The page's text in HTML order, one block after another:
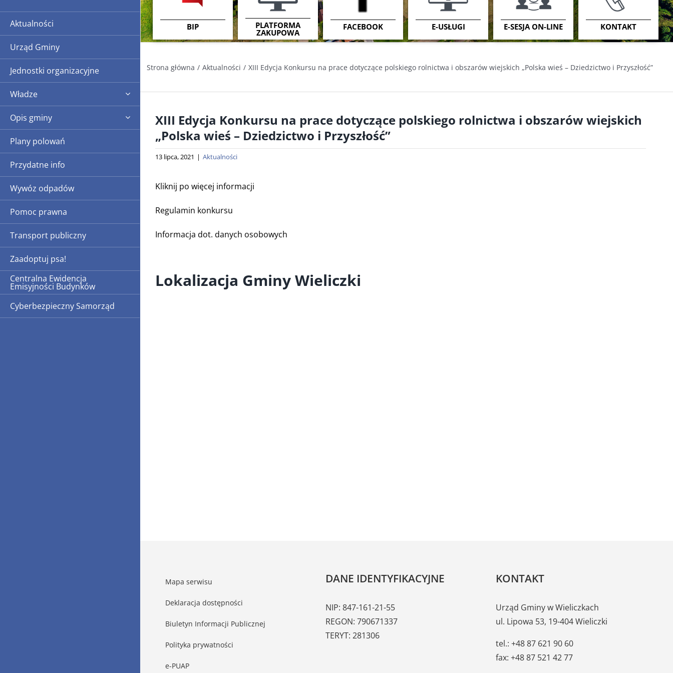
Aktualności
Urząd Gminy
Jednostki organizacyjne
Władze
Opis gminy
Plany polowań
Przydatne info
Wywóz odpadów
Pomoc prawna
Transport publiczny
Zaadoptuj psa!
Centralna Ewidencja
Emisyjności Budynków
Cyberbezpieczny Samorząd
BIP PLATFORMA
ZAKUPOWA
FACEBOOK E-USŁUGI E-SESJA ON-LINE KONTAKT
Strona główna Aktualności XIII Edycja Konkursu na prace dotyczące polskiego rolnictwa i obszarów wiejskich „Polska wieś – Dziedzictwo i Przyszłość”
XIII Edycja Konkursu na prace dotyczące polskiego rolnictwa i obszarów wiejskich
„Polska wieś – Dziedzictwo i Przyszłość”
13 lipca, 2021 | Aktualności
Kliknij po więcej informacji
Regulamin konkursu
Informacja dot. danych osobowych
Lokalizacja Gminy Wieliczki
Mapa serwisu
Deklaracja dostępności
Biuletyn Informacji Publicznej
Polityka prywatności
e-PUAP
DANE IDENTYFIKACYJNE
NIP: 847-161-21-55
REGON: 790671337
TERYT: 281306
KONTAKT
Urząd Gminy w Wieliczkach
ul. Lipowa 53, 19-404 Wieliczki
tel.: +48 87 621 90 60
fax: +48 87 521 42 77